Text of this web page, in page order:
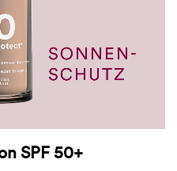
SPF 50+